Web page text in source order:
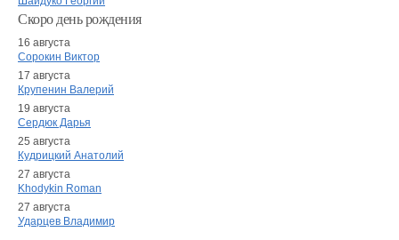
Скоро день рождения
16 августа
Сорокин Виктор
17 августа
Крупенин Валерий
19 августа
Сердюк Дарья
25 августа
Кудрицкий Анатолий
27 августа
Khodykin Roman
27 августа
Ударцев Владимир